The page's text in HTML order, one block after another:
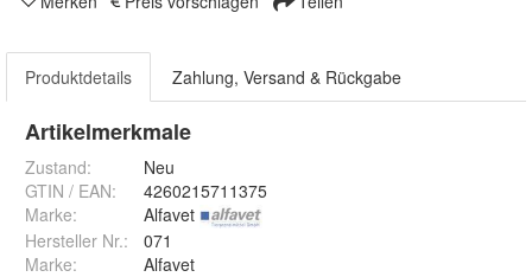
Produktdetails Zahlung, Versand & Rückgabe
Artikelmerkmale
Zustand:
Neu
GTIN / EAN:
4260215711375
Marke:
Alfavet
Hersteller Nr.:
071
Marke: Alfavet